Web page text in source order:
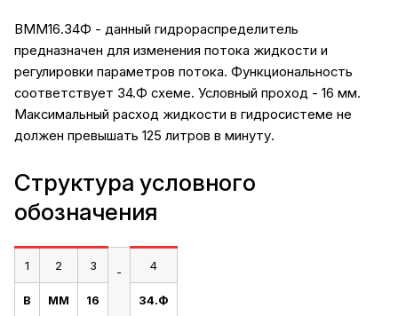
ВММ16.34Ф - данный гидрораспределитель
предназначен для изменения потока жидкости и
регулировки параметров потока. Функциональность
соответствует 34.Ф схеме. Условный проход - 16 мм.
Максимальный расход жидкости в гидросистеме не
должен превышать 125 литров в минуту.
Структура условного
обозначения
1 2 3 - 4
В ММ 16 34.Ф